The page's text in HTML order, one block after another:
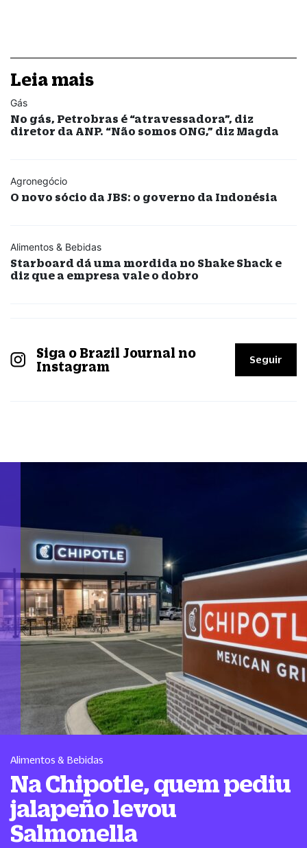
Leia mais
Gás
No gás, Petrobras é “atravessadora”, diz
diretor da ANP. “Não somos ONG,” diz Magda
Agronegócio
O novo sócio da JBS: o governo da Indonésia
Alimentos & Bebidas
Starboard dá uma mordida no Shake Shack e
diz que a empresa vale o dobro
Siga o Brazil Journal no
Instagram
Seguir
Alimentos & Bebidas
Na Chipotle, quem pediu
jalapeño levou
Salmonella